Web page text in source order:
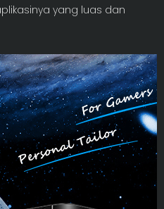
yang luas dan